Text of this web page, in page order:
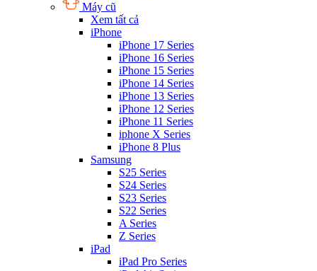
Máy cũ
Xem tất cả
iPhone
iPhone 17 Series
iPhone 16 Series
iPhone 15 Series
iPhone 14 Series
iPhone 13 Series
iPhone 12 Series
iPhone 11 Series
iphone X Series
iPhone 8 Plus
Samsung
S25 Series
S24 Series
S23 Series
S22 Series
A Series
Z Series
iPad
iPad Pro Series